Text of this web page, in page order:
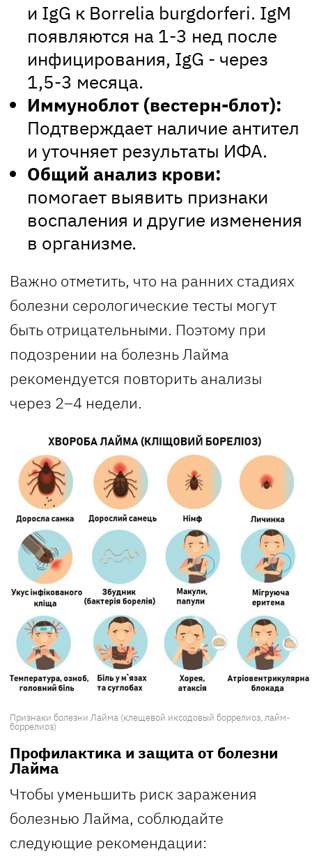
и IgG к Borrelia burgdorferi. IgM
появляются на 1-3 нед после
инфицирования, IgG - через
1,5-3 месяца.
Иммуноблот (вестерн-блот):
Подтверждает наличие антител
и уточняет результаты ИФА.
Общий анализ крови:
помогает выявить признаки
воспаления и другие изменения
в организме.
Важно отметить, что на ранних стадиях
болезни серологические тесты могут
быть отрицательными. Поэтому при
подозрении на болезнь Лайма
рекомендуется повторить анализы
через 2–4 недели.
Признаки болезни Лайма (клещевой иксодовый боррелиоз, лайм-
боррелиоз)
Профилактика и защита от болезни
Лайма
Чтобы уменьшить риск заражения
болезнью Лайма, соблюдайте
следующие рекомендации: